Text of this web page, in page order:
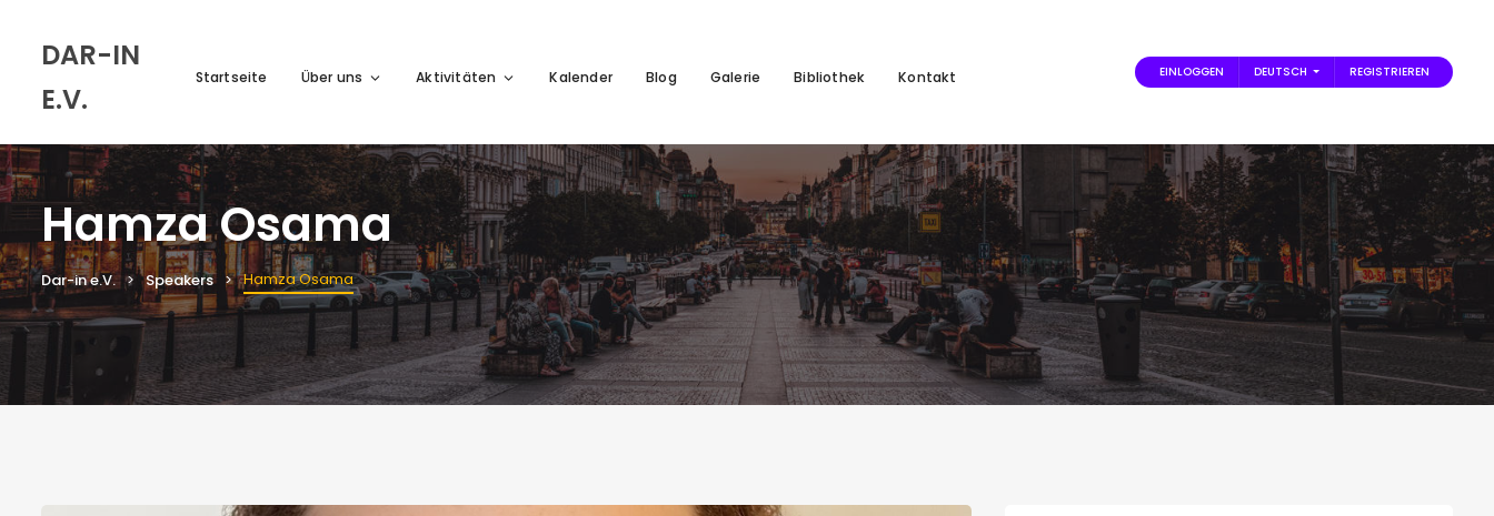
DAR-IN
E.V.
EINLOGGEN DEUTSCH REGISTRIEREN
Startseite Über uns Aktivitäten Kalender Blog Galerie Bibliothek Kontakt
Hamza Osama
Dar-in e.V. Speakers Hamza Osama